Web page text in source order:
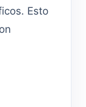
Esto